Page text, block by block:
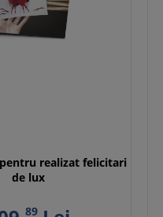
realizat felicitari
de lux
89